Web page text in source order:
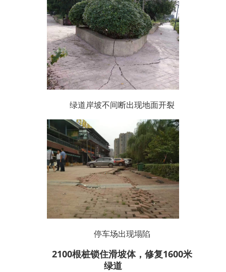
绿道岸坡不间断出现地面开裂
停车场出现塌陷
2100根桩锁住滑坡体，修复1600米
绿道